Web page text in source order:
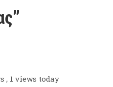
, 1 views today